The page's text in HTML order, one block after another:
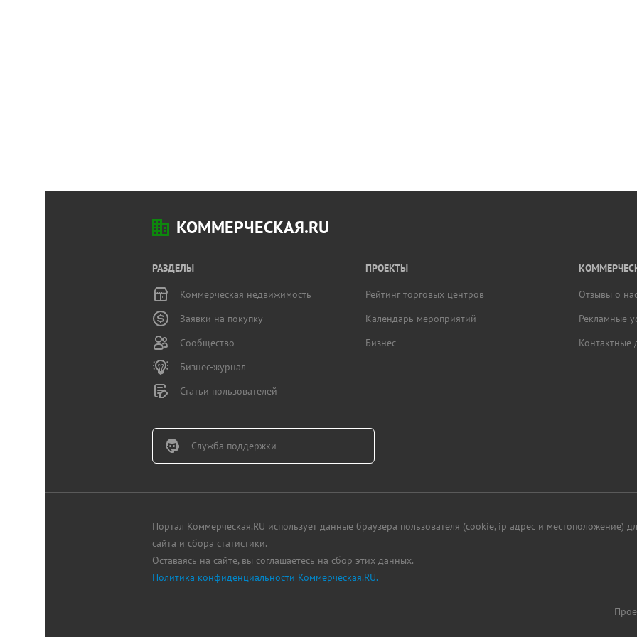
КОММЕРЧЕСКАЯ.RU
РАЗДЕЛЫ
Коммерческая недвижимость
Заявки на покупку
Сообщество
Бизнес-журнал
Статьи пользователей
ПРОЕКТЫ
Рейтинг торговых центров
Календарь мероприятий
Бизнес
Отзывы о
Рекламные
Контактные
Служба поддержки
Портал Коммерческая.RU использует данные браузера пользователя (cookie, ip адрес и местоположение)
сайта и сбора статистики.
Оставаясь на сайте, вы соглашаетесь на сбор этих данных.
Политика конфиденциальности Коммерческая.RU.